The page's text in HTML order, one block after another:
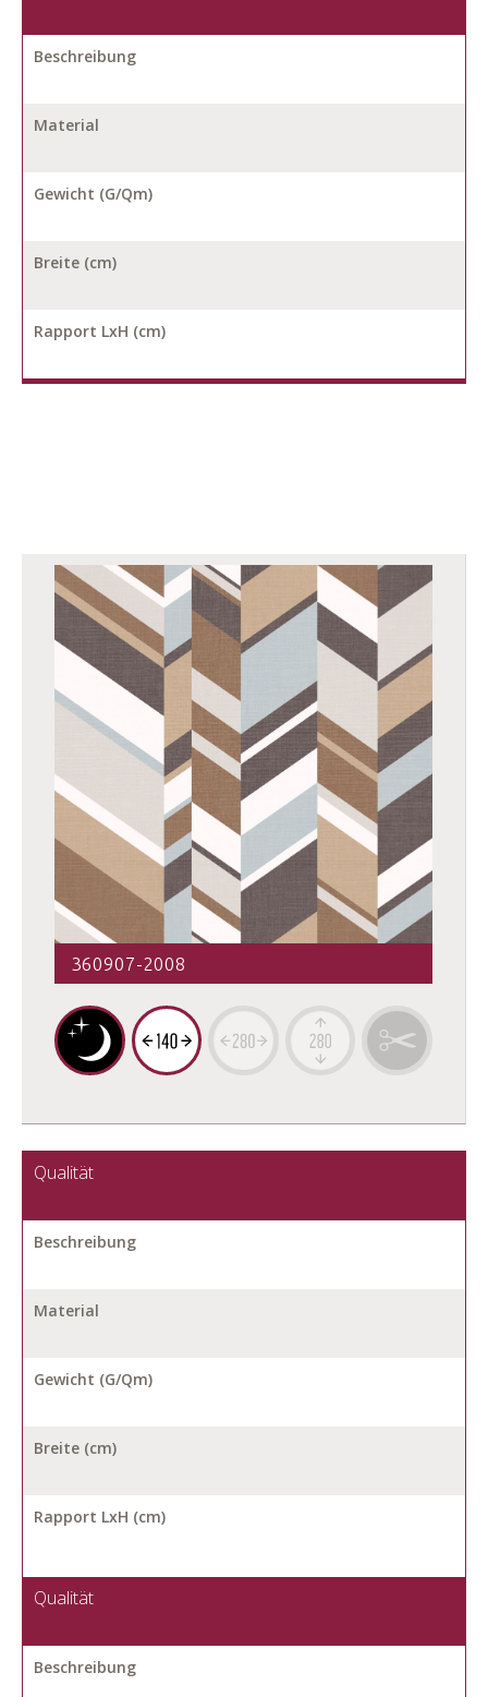
Beschreibung
Material
Gewicht (G/Qm)
Breite (cm)
Rapport LxH (cm)
360907-2008
Qualität
Beschreibung
Material
Gewicht (G/Qm)
Breite (cm)
Rapport LxH (cm)
Qualität
Beschreibung